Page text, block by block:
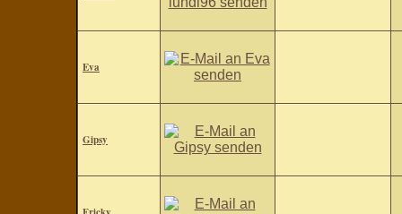
Eva
Gipsy